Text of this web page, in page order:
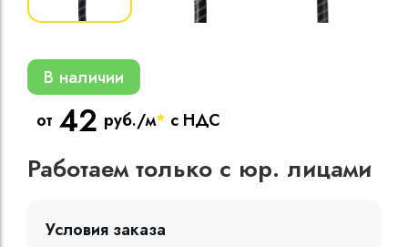
В наличии
от 42 руб./м* с НДС
Работаем только с юр. лицами
Условия заказа